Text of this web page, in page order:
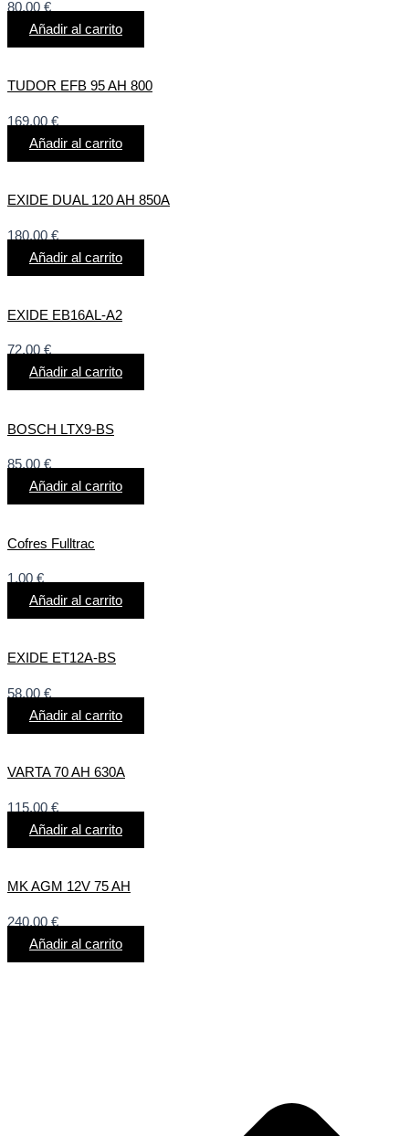
80,00 €
Añadir al carrito
TUDOR EFB 95 AH 800
169,00 €
Añadir al carrito
EXIDE DUAL 120 AH 850A
180,00 €
Añadir al carrito
EXIDE EB16AL-A2
72,00 €
Añadir al carrito
BOSCH LTX9-BS
85,00€
Añadir al carrito
Cofres Fulltrac
1,00€
Añadir al carrito
EXIDE ET12A-BS
58,00 €
Añadir al carrito
VARTA 70 AH 630A
115,00 €
Añadir al carrito
MK AGM 12V 75 AH
240,00 €
Añadir al carrito